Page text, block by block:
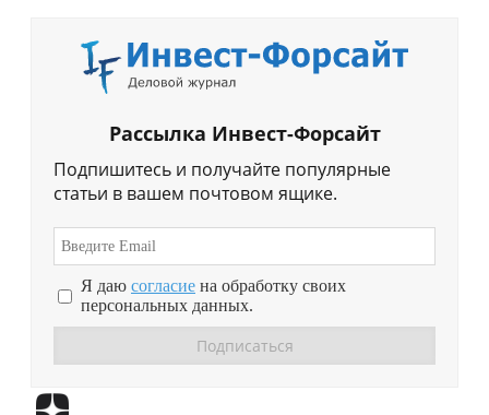
Рассылка Инвест-Форсайт
Подпишитесь и получайте популярные
статьи в вашем почтовом ящике.
Я даю согласие на обработку своих
персональных данных.